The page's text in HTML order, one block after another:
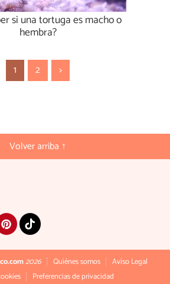
si una tortuga es macho o
hembra?
1 2 >
Volver arriba ↑
2026 Quiénes somos
Aviso Legal
Preferencias de privacidad